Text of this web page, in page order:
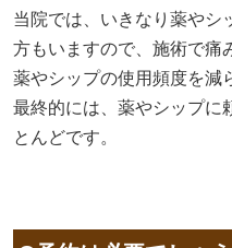
当院では、いきなり薬やシ
方もいますので、施術で痛
薬やシップの使用頻度を減
最終的には、薬やシップに
とんどです。